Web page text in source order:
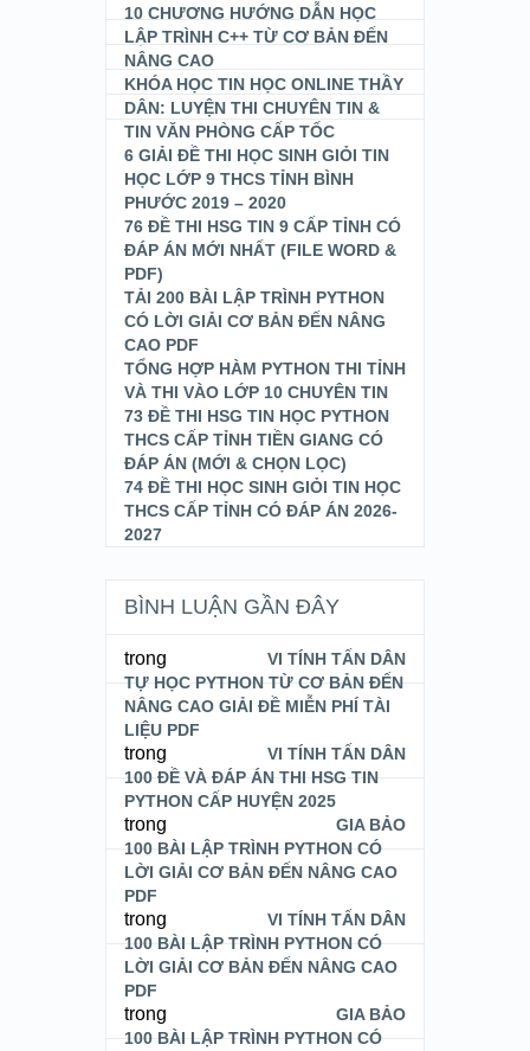
10 CHƯƠNG HƯỚNG DẪN HỌC
LẬP TRÌNH C++ TỪ CƠ BẢN ĐẾN
NÂNG CAO
KHÓA HỌC TIN HỌC ONLINE THẦY
DÂN: LUYỆN THI CHUYÊN TIN &
TIN VĂN PHÒNG CẤP TỐC
6 GIẢI ĐỀ THI HỌC SINH GIỎI TIN
HỌC LỚP 9 THCS TỈNH BÌNH
PHƯỚC 2019 – 2020
76 ĐỀ THI HSG TIN 9 CẤP TỈNH CÓ
ĐÁP ÁN MỚI NHẤT (FILE WORD &
PDF)
TẢI 200 BÀI LẬP TRÌNH PYTHON
CÓ LỜI GIẢI CƠ BẢN ĐẾN NÂNG
CAO PDF
TỔNG HỢP HÀM PYTHON THI TỈNH
VÀ THI VÀO LỚP 10 CHUYÊN TIN
73 ĐỀ THI HSG TIN HỌC PYTHON
THCS CẤP TỈNH TIỀN GIANG CÓ
ĐÁP ÁN (MỚI & CHỌN LỌC)
74 ĐỀ THI HỌC SINH GIỎI TIN HỌC
THCS CẤP TỈNH CÓ ĐÁP ÁN 2026-
2027
BÌNH LUẬN GẦN ĐÂY
VI TÍNH TẤN DÂN
trong
TỰ HỌC PYTHON TỪ CƠ BẢN ĐẾN
NÂNG CAO GIẢI ĐỀ MIỄN PHÍ TÀI
LIỆU PDF
VI TÍNH TẤN DÂN
trong
100 ĐỀ VÀ ĐÁP ÁN THI HSG TIN
PYTHON CẤP HUYỆN 2025
GIA BẢO
trong
100 BÀI LẬP TRÌNH PYTHON CÓ
LỜI GIẢI CƠ BẢN ĐẾN NÂNG CAO
PDF
VI TÍNH TẤN DÂN
trong
100 BÀI LẬP TRÌNH PYTHON CÓ
LỜI GIẢI CƠ BẢN ĐẾN NÂNG CAO
PDF
GIA BẢO
trong
100 BÀI LẬP TRÌNH PYTHON CÓ